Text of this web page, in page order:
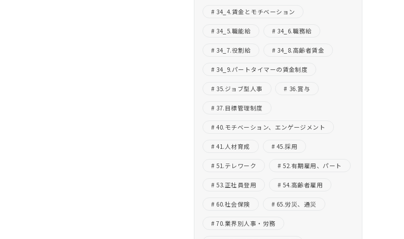
34_4.賃金とモチベーション
34_5.職能給 34_6.職務給
34_7.役割給 34_8.高齢者賃金
34_9.パートタイマーの賃金制度
35.ジョブ型人事 36.賞与
37.目標管理制度
40.モチベーション、エンゲージメント
41.人材育成 45.採用
51.テレワーク 52.有期雇用、パート
53.正社員登用 54.高齢者雇用
60.社会保険 65.労災、通災
70.業界別人事・労務